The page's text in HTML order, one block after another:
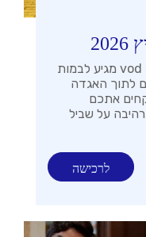
הבאגיס בארץ עוץ הלהיט של ה- vod מגיע לבמות
לתוך האגדה
אתכם
על שביל
לרכישה